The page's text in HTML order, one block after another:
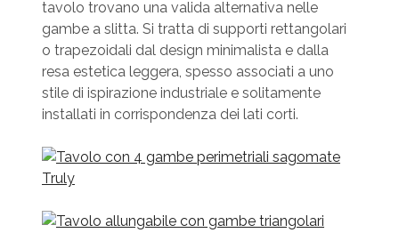
tavolo trovano una valida alternativa nelle
gambe a slitta. Si tratta di supporti rettangolari
o trapezoidali dal design minimalista e dalla
resa estetica leggera, spesso associati a uno
stile di ispirazione industriale e solitamente
installati in corrispondenza dei lati corti.